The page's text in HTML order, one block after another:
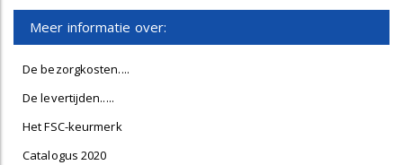
Meer informatie over:
De bezorgkosten....
De levertijden.....
Het FSC-keurmerk
Catalogus 2020